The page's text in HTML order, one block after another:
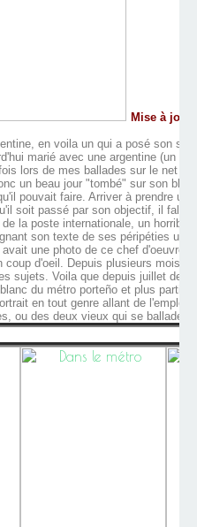
Mise à jour
en voila un qui a posé son
marié avec une argentine (un
lors de mes ballades sur le net à
un beau jour "tombé" sur son
pouvait faire. Arriver à prendre un
soit passé par son objectif, il
la poste internationale, un horrible
son texte de ses péripéties
une photo de ce chef d'oeuvre
coup d'oeil. Depuis plusieurs mois,
sujets. Voila que depuis juillet
du métro porteño et plus
en tout genre allant de
ou des deux vieux qui se